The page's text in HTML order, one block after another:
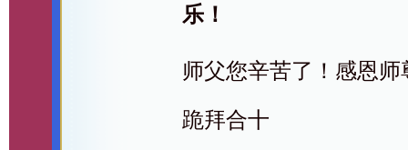
乐！
师父您辛苦了！感恩
跪拜合十